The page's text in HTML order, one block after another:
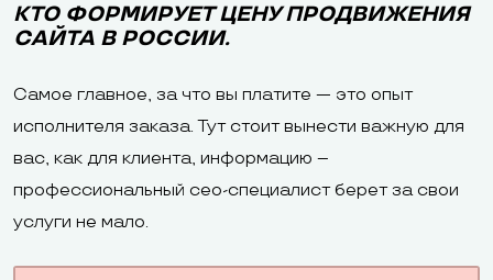
КТО ФОРМИРУЕТ ЦЕНУ ПРОДВИЖЕНИЯ
САЙТА В РОССИИ.
Самое главное, за что вы платите — это опыт
исполнителя заказа. Тут стоит вынести важную для
вас, как для клиента, информацию –
профессиональный сео-специалист берет за свои
услуги не мало.